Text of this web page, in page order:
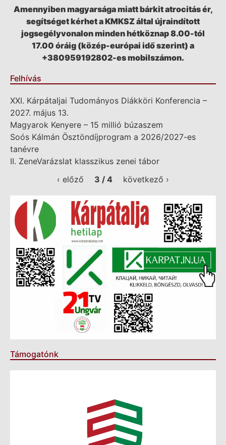
Amennyiben magyarsága miatt bárkit atrocitás ér,
segítséget kérhet a KMKSZ által újraindított
jogsegélyvonalon minden hétköznap 8.00-tól
17.00 óráig (közép-európai idő szerint) a
+380959192802-es mobilszámon.
Felhívás
XXI. Kárpátaljai Tudományos Diákköri Konferencia –
2027. május 13.
Magyarok Kenyere – 15 millió búzaszem
Soós Kálmán Ösztöndíjprogram a 2026/2027-es
tanévre
II. ZeneVarázslat klasszikus zenei tábor
‹ előző
3 / 4 következő ›
Támogatónk